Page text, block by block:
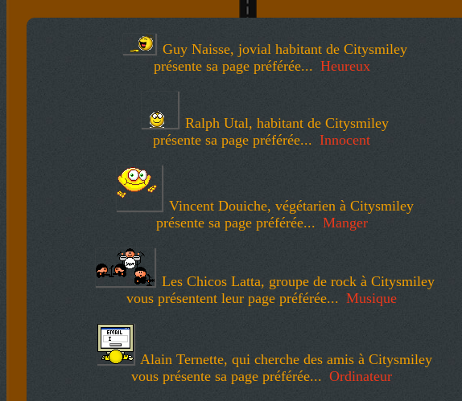
Guy Naisse, jovial habitant de Citysmiley
présente sa page préférée... Heureux
Ralph Utal, habitant de Citysmiley
présente sa page préférée... Innocent
Vincent Douiche, végétarien à Citysmiley
présente sa page préférée... Manger
Les Chicos Latta, groupe de rock à Citysmiley
vous présentent leur page préférée... Musique
Alain Ternette, qui cherche des amis à Citysmiley
vous présente sa page préférée... Ordinateur